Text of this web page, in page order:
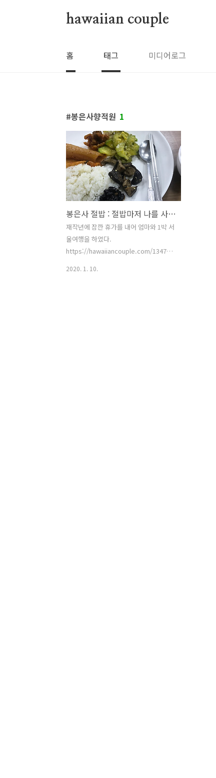
hawaiian couple
홈 태그 미디어로그
봉은사향적원 1
봉은사 절밥 : 절밥마저 나를 사랑하시니
재작년에 잠깐 휴가를 내어 엄마와 1박 서
울여행을 하였다.
https://hawaiiancouple.com/1347?
2020. 1. 10.